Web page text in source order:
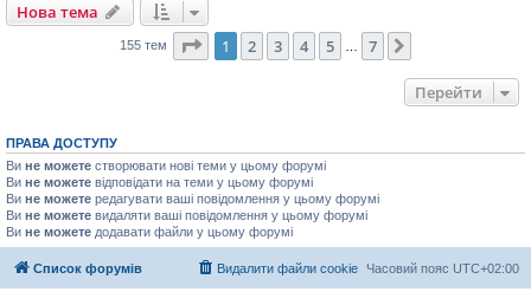
Нова тема
155 тем Сторінка1 7
1 2 3 4 5 7
Перейти
ПРАВА ДОСТУПУ
Ви не можете створювати нові теми у цьому форумі
Ви не можете відповідати на теми у цьому форумі
Ви не можете редагувати ваші повідомлення у цьому форумі
Ви не можете видаляти ваші повідомлення у цьому форумі
Ви не можете додавати файли у цьому форумі
Список форумів Часовий пояс UTC+02:00
Видалити файли cookie